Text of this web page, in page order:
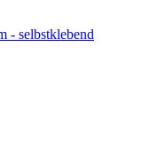
- selbstklebend